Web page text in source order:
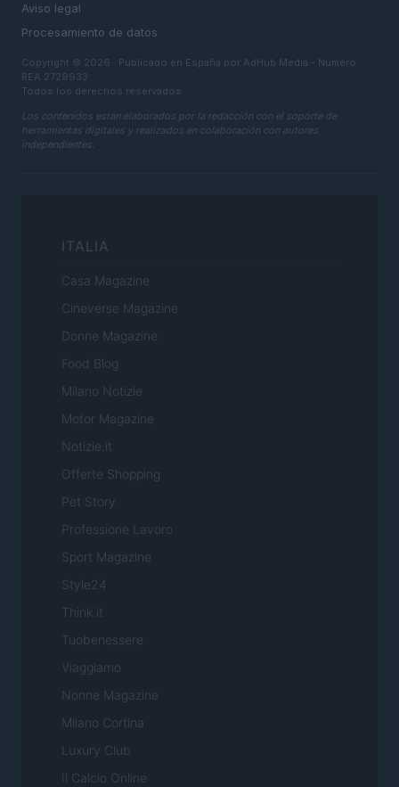
Aviso legal
Procesamiento de datos
Copyright © 2026 · Publicado en España por AdHub Media - Numero
REA 2729933
Todos los derechos reservados
Los contenidos están elaborados por la redacción con el soporte de
herramientas digitales y realizados en colaboración con autores
independientes.
ITALIA
Casa Magazine
Cineverse Magazine
Donne Magazine
Food Blog
Milano Notizie
Motor Magazine
Notizie.it
Offerte Shopping
Pet Story
Professione Lavoro
Sport Magazine
Style24
Think.it
Tuobenessere
Viaggiamo
Nonne Magazine
Milano Cortina
Luxury Club
Il Calcio Online